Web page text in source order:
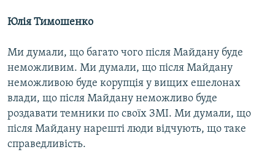
Юлія Тимошенко
Ми думали, що багато чого після Майдану буде
неможливим. Ми думали, що після Майдану
неможливою буде корупція у вищих ешелонах
влади, що після Майдану неможливо буде
роздавати темники по своїх ЗМІ. Ми думали, що
після Майдану нарешті люди відчують, що таке
справедливість.